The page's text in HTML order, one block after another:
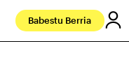
Babestu Berria